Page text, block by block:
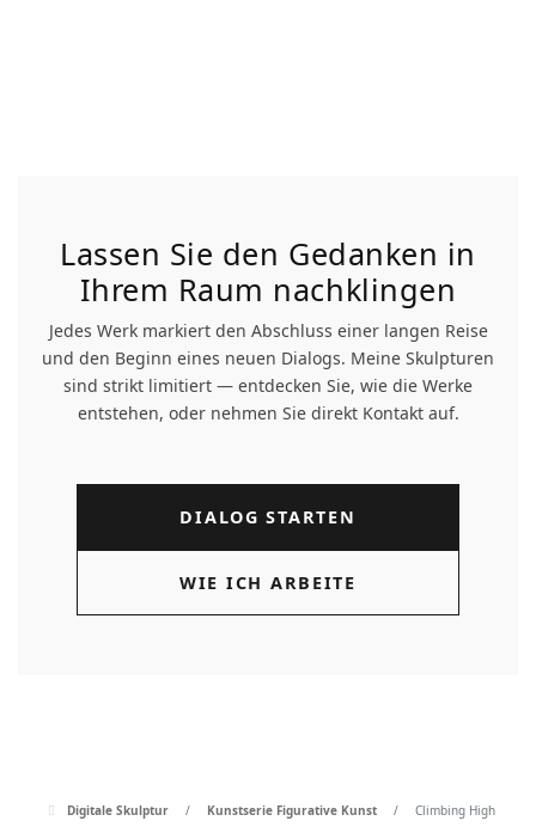
Lassen Sie den Gedanken in
Ihrem Raum nachklingen
Jedes Werk markiert den Abschluss einer langen Reise
und den Beginn eines neuen Dialogs. Meine Skulpturen
sind strikt limitiert — entdecken Sie, wie die Werke
entstehen, oder nehmen Sie direkt Kontakt auf.
DIALOG STARTEN
WIE ICH ARBEITE
Digitale Skulptur Kunstserie Figurative Kunst Climbing High